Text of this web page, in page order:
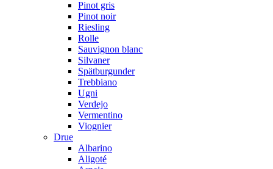
Pinot gris
Pinot noir
Riesling
Rolle
Sauvignon blanc
Silvaner
Spätburgunder
Trebbiano
Ugni
Verdejo
Vermentino
Viognier
Drue
Albarino
Aligoté